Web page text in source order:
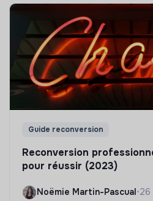
Guide reconversion
Reconversion
pour réussir (2023)
Noëmie Martin-Pascual •26